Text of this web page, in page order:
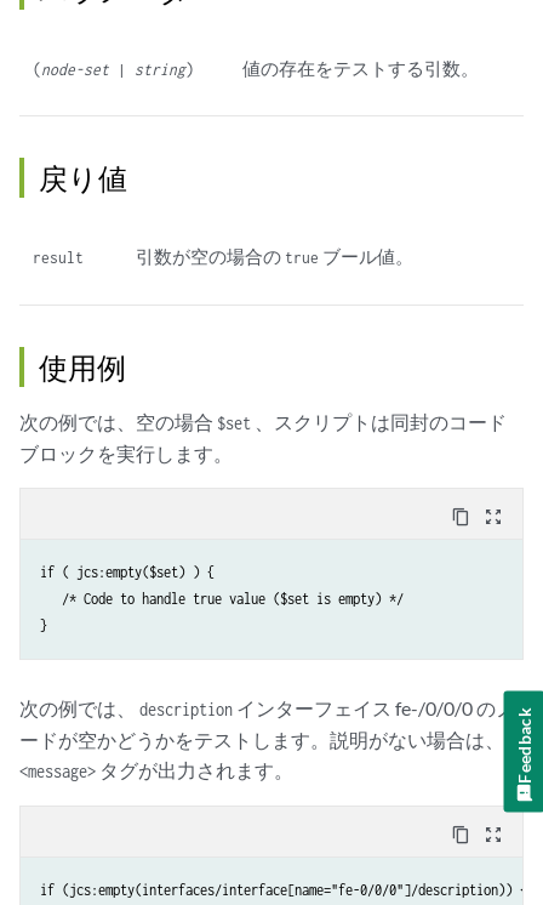
(node-set | string) 値の存在をテストする引数。
戻り値
result 引数が空の場合の true ブール値。
使用例
次の例では、空の場合 $set 、スクリプトは同封のコード
ブロックを実行します。
content_copy zoom_out_map
if ( jcs:empty($set) ) {
   /* Code to handle true value ($set is empty) */
}
次の例では、 description インターフェイス fe-/0/0/0 のノ
ードが空かどうかをテストします。説明がない場合は、
<message> タグが出力されます。
content_copy zoom_out_map
if (jcs:empty(interfaces/interface[name="fe-0/0/0"]/description)) {
Feedback